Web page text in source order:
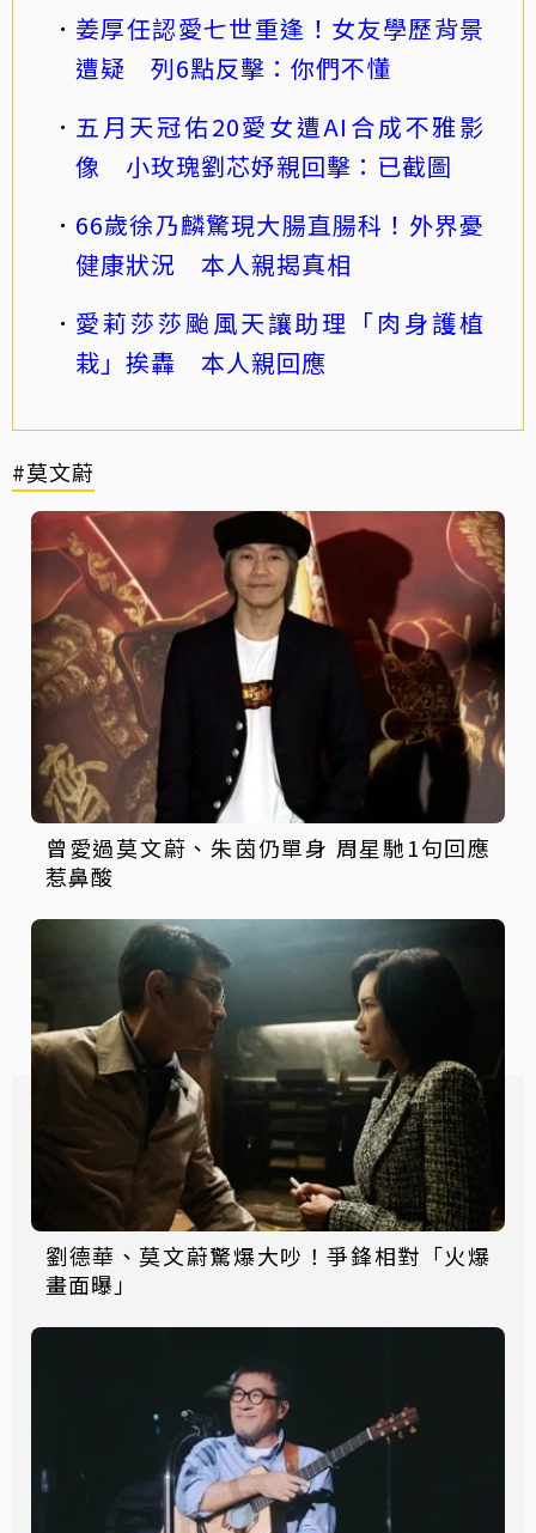
姜厚任認愛七世重逢！女友學歷背景
遭疑 列6點反擊：你們不懂
五月天冠佑20愛女遭AI合成不雅影
像 小玫瑰劉芯妤親回擊：已截圖
66歲徐乃麟驚現大腸直腸科！外界憂
健康狀況 本人親揭真相
愛莉莎莎颱風天讓助理「肉身護植
栽」挨轟 本人親回應
#莫文蔚
曾愛過莫文蔚、朱茵仍單身 周星馳1句回應
惹鼻酸
劉德華、莫文蔚驚爆大吵！爭鋒相對「火爆
畫面曝」